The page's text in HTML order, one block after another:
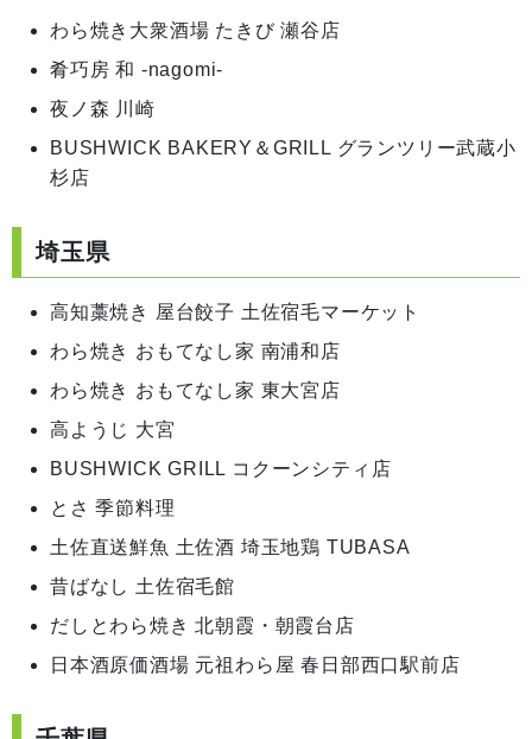
わら焼き大衆酒場 たきび 瀬谷店
肴巧房 和 -nagomi-
夜ノ森 川崎
BUSHWICK BAKERY＆GRILL グランツリー武蔵小
杉店
埼玉県
高知藁焼き 屋台餃子 土佐宿毛マーケット
わら焼き おもてなし家 南浦和店
わら焼き おもてなし家 東大宮店
高ようじ 大宮
BUSHWICK GRILL コクーンシティ店
とさ 季節料理
土佐直送鮮魚 土佐酒 埼玉地鶏 TUBASA
昔ばなし 土佐宿毛館
だしとわら焼き 北朝霞・朝霞台店
日本酒原価酒場 元祖わら屋 春日部西口駅前店